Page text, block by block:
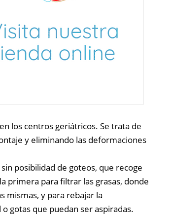
los centros geriátricos. Se trata de
y eliminando las deformaciones
posibilidad de goteos, que recoge
primera para filtrar las grasas, donde
mismas, y para rebajar la
gotas que puedan ser aspiradas.